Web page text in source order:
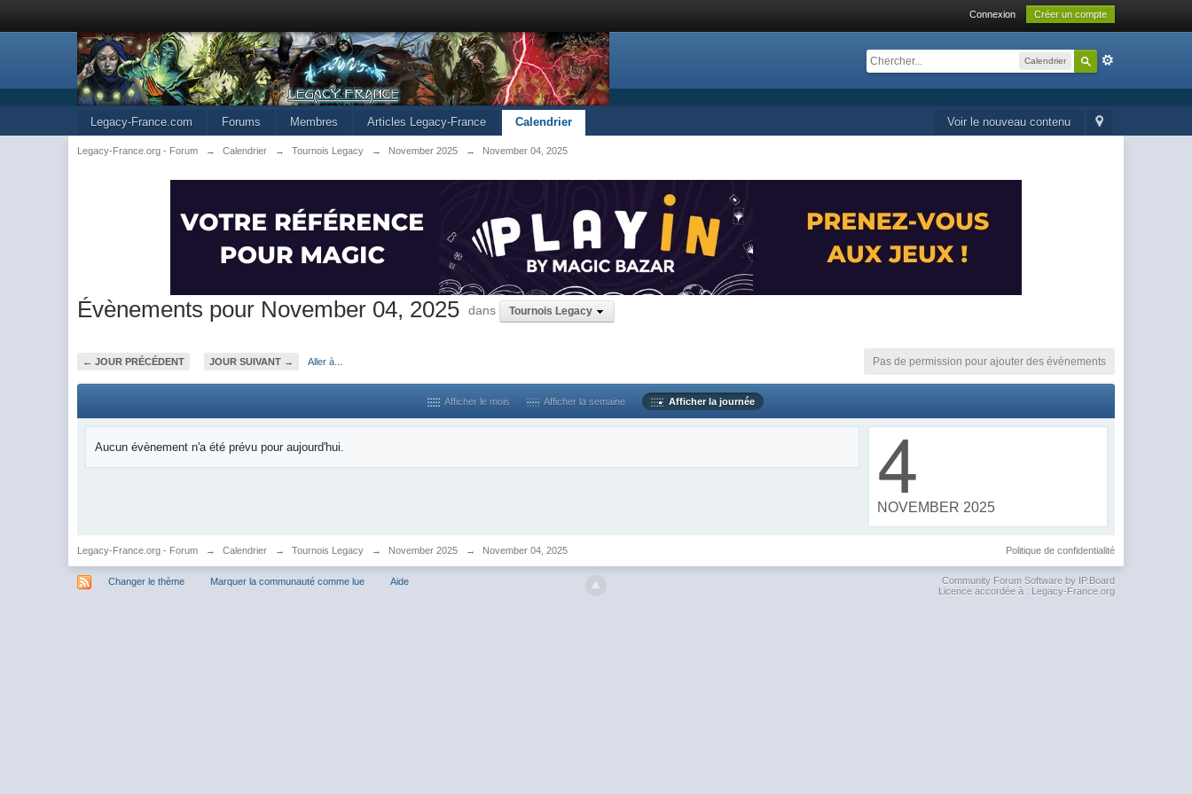
Connexion Créer un compte
Calendrier
Voir le nouveau contenu
Legacy-France.com Forums Membres Articles Legacy-France Calendrier
Legacy-France.org - Forum → Calendrier → Tournois Legacy → November 2025 → November 04, 2025
Évènements pour November 04, 2025 dans Tournois Legacy
← JOUR PRÉCÉDENT JOUR SUIVANT → Aller à... Pas de permission pour ajouter des évènements
Afficher le mois Afficher la semaine Afficher la journée
Aucun évènement n'a été prévu pour aujourd'hui. 4
NOVEMBER 2025
Legacy-France.org - Forum → Calendrier → Tournois Legacy → November 2025 → November 04, 2025 Politique de confidentialité
Changer le thème Marquer la communauté comme lue Aide
Community Forum Software by IP.Board
Licence accordée à : Legacy-France.org